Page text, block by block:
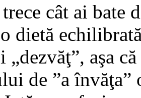
cât ai bate
dietă
„dezvăţ”, aşa
de ”a